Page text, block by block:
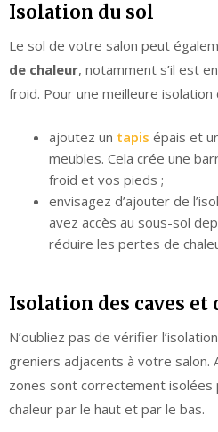
Isolation du sol
Le sol de votre salon peut
de chaleur, notamment s’il est
froid. Pour une meilleure isolation
ajoutez un tapis épais et
meubles. Cela crée une
froid et vos pieds ;
envisagez d’ajouter de
avez accès au sous-sol
réduire les pertes de
Isolation des caves et
N’oubliez pas de vérifier
greniers adjacents à votre salon.
zones sont correctement
chaleur par le haut et par le bas.